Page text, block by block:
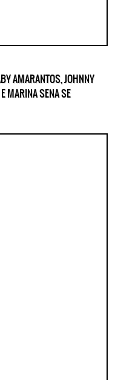
AMARANTOS, JOHNNY
MARINA SENA SE